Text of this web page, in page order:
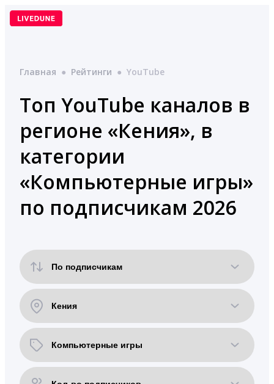
Перейти
Главная ● Рейтинги ● YouTube
Топ YouTube каналов в
регионе «Кения», в
категории
«Компьютерные игры»
по подписчикам 2026